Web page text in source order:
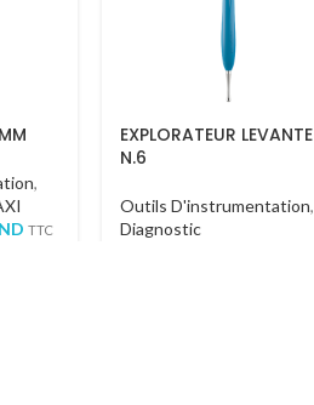
,
TTC
EXPLORATEUR LEVANTE
N.6
Outils D'instrumentation,
Diagnostic